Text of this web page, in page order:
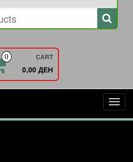
0 CART
0,00 ДЕН